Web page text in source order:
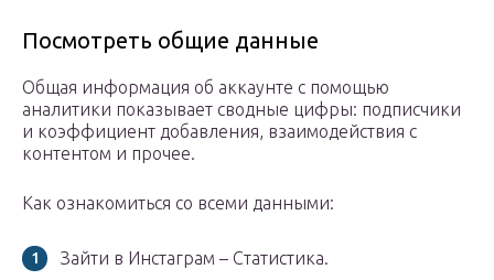
Посмотреть общие данные
Общая информация об аккаунте с помощью
аналитики показывает сводные цифры: подписчики
и коэффициент добавления, взаимодействия с
контентом и прочее.
Как ознакомиться со всеми данными:
Зайти в Инстаграм – Статистика.